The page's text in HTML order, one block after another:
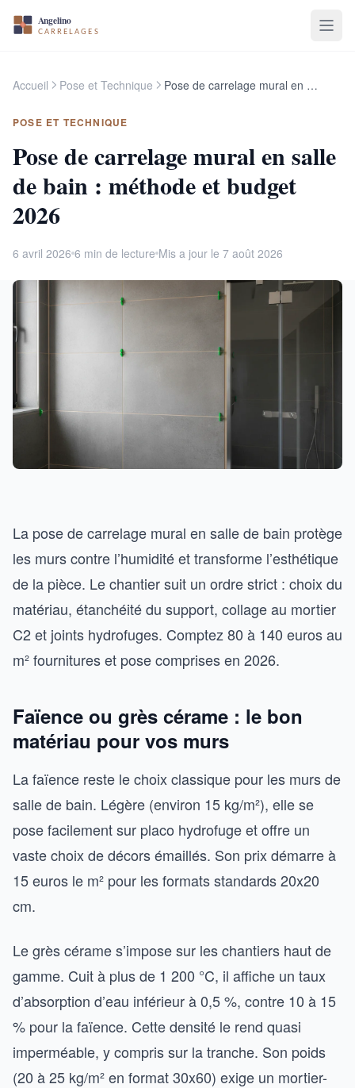
Accueil Pose et Technique Pose de carrelage mural en salle de bain : méthode et budget 2026
POSE ET TECHNIQUE
Pose de carrelage mural en salle
de bain : méthode et budget
2026
6 avril 2026 6 min de lecture Mis a jour le 7 août 2026
La pose de carrelage mural en salle de bain protège
les murs contre l’humidité et transforme l’esthétique
de la pièce. Le chantier suit un ordre strict : choix du
matériau, étanchéité du support, collage au mortier
C2 et joints hydrofuges. Comptez 80 à 140 euros au
m² fournitures et pose comprises en 2026.
Faïence ou grès cérame : le bon
matériau pour vos murs
La faïence reste le choix classique pour les murs de
salle de bain. Légère (environ 15 kg/m²), elle se
pose facilement sur placo hydrofuge et offre un
vaste choix de décors émaillés. Son prix démarre à
15 euros le m² pour les formats standards 20x20
cm.
Le grès cérame s’impose sur les chantiers haut de
gamme. Cuit à plus de 1 200 °C, il affiche un taux
d’absorption d’eau inférieur à 0,5 %, contre 10 à 15
% pour la faïence. Cette densité le rend quasi
imperméable, y compris sur la tranche. Son poids
(20 à 25 kg/m² en format 30x60) exige un mortier-